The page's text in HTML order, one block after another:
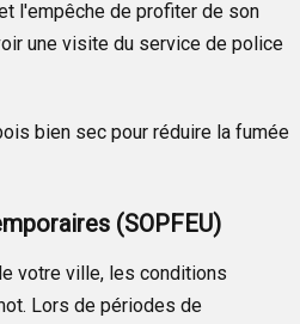
l'empêche de profiter de son
une visite du service de police
bien sec pour réduire la fumée
(SOPFEU)
votre ville, les conditions
Lors de périodes de